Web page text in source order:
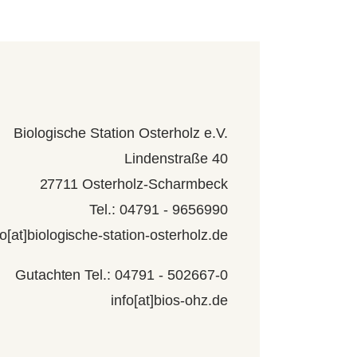
Biologische Station Osterholz e.V.
Lindenstraße 40
27711 Osterholz-Scharmbeck
Tel.: 04791 - 9656990
station-osterholz.de
Gutachten Tel.: 04791 - 502667-0
info[at]bios-ohz.de